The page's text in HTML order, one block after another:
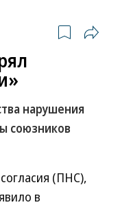
нарушения
союзников
(ПНС),
в